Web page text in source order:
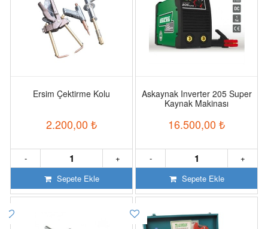
Ersim Çektirme Kolu
2.200,00 ₺
+
-
Sepete Ekle
Askaynak Inverter 205 Super
Kaynak Makinası
16.500,00 ₺
+
-
Sepete Ekle